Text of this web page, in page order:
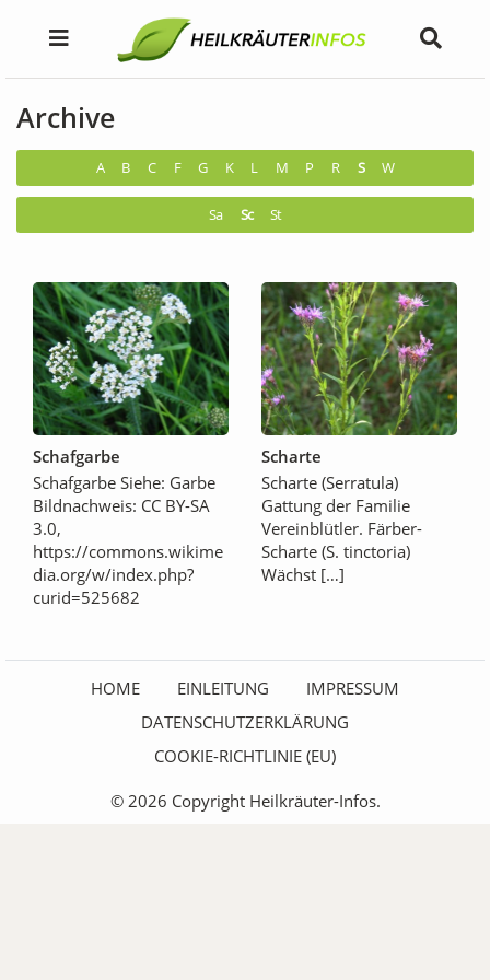
Archive
A B C F G K L M P R S W
Sa Sc St
Schafgarbe
Schafgarbe Siehe: Garbe
Bildnachweis: CC BY-SA
3.0,
https://commons.wikime
dia.org/w/index.php?
curid=525682
Scharte
Scharte (Serratula)
Gattung der Familie
Vereinblütler. Färber-
Scharte (S. tinctoria)
Wächst […]
HOME EINLEITUNG
IMPRESSUM
DATENSCHUTZERKLÄRUNG
COOKIE-RICHTLINIE (EU)
© 2026 Copyright Heilkräuter-Infos.